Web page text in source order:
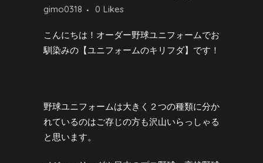
gimo0318
0 Likes
こんにちは！オーダー野球ユニフォームでお
馴染みの【ユニフォームのキリフダ】です！
野球ユニフォームは大きく２つの種類に分か
れているのはご存じの方も沢山いらっしゃる
と思います。